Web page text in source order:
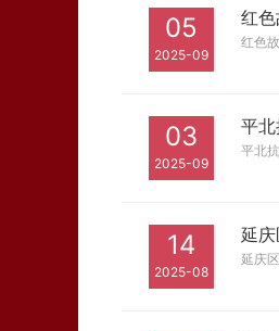
05
2025-09
红
红色
03
2025-09
平
平北
14
2025-08
延
延庆